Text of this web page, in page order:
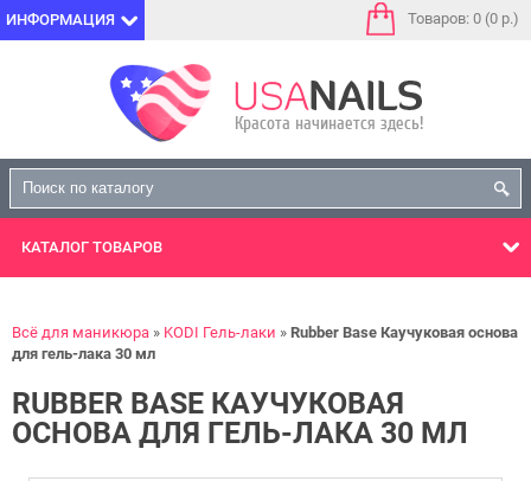
ИНФОРМАЦИЯ Товаров: 0 (0 р.)
КАТАЛОГ ТОВАРОВ
Всё для маникюра KODI Гель-лаки
Rubber Base Каучуковая основа
для гель-лака 30 мл
RUBBER BASE КАУЧУКОВАЯ
ОСНОВА ДЛЯ ГЕЛЬ-ЛАКА 30 МЛ